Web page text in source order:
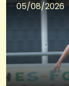
05/08/2026